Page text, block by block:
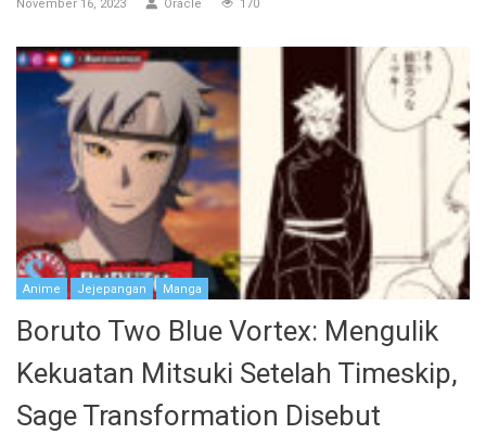
November 16, 2023 Oracle 170
Anime Jejepangan Manga
Boruto Two Blue Vortex: Mengulik
Kekuatan Mitsuki Setelah Timeskip,
Sage Transformation Disebut